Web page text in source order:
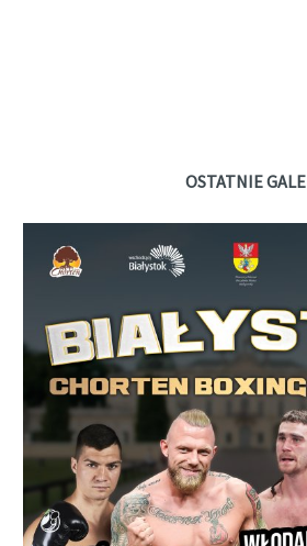
OSTATNIE GALE